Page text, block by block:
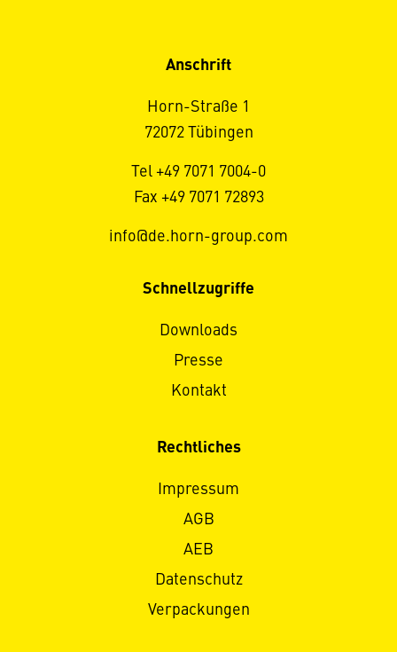
Anschrift
Horn-Straße 1
72072 Tübingen
Tel +49 7071 7004-0
Fax +49 7071 72893
info@de.horn-group.com
Schnellzugriffe
Downloads
Presse
Kontakt
Rechtliches
Impressum
AGB
AEB
Datenschutz
Verpackungen